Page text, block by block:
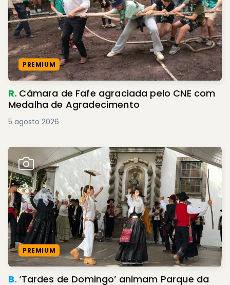
PREMIUM
R. Câmara de Fafe agraciada pelo CNE com
Medalha de Agradecimento
5 agosto 2026
PREMIUM
B.‘Tardes de Domingo’ animam Parque da